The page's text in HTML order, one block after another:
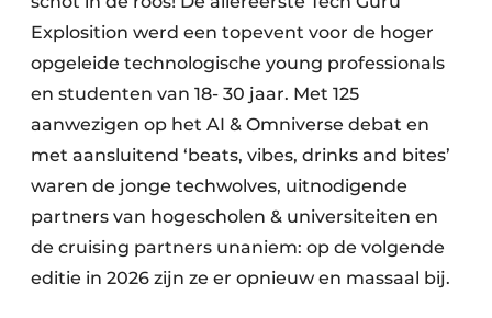
Explosition werd een topevent voor de hoger
opgeleide technologische young professionals
en studenten van 18- 30 jaar. Met 125
aanwezigen op het AI & Omniverse debat en
met aansluitend ‘beats, vibes, drinks and bites’
waren de jonge techwolves, uitnodigende
partners van hogescholen & universiteiten en
de cruising partners unaniem: op de volgende
editie in 2026 zijn ze er opnieuw en massaal bij.